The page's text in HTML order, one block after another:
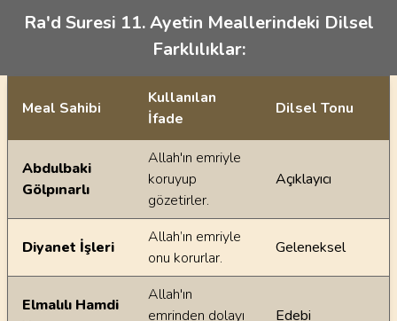
Ra'd Suresi 11. Ayetin Meallerindeki Dilsel
Farklılıklar:
Ayetin meallerindeki dilsel farklılıklar
Meal Sahibi
Kullanılan
İfade
Dilsel Tonu
Abdulbaki
Gölpınarlı
Allah'ın emriyle
koruyup
gözetirler.
Açıklayıcı
Diyanet İşleri
Allah’ın emriyle
onu korurlar.
Geleneksel
Elmalılı Hamdi
Allah'ın
emrinden dolayı
Edebi